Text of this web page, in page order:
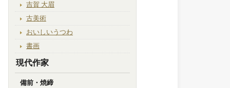
吉賀 大眉
古美術
おいしいうつわ
書画
現代作家
備前・焼締